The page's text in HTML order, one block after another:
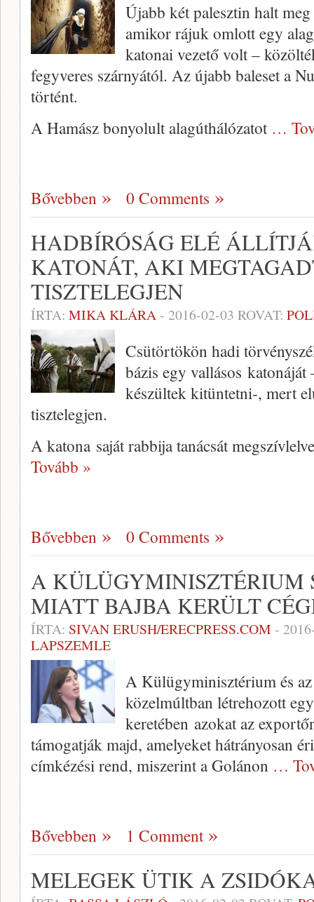
Újabb két palesztin halt
amikor rájuk omlott egy
katonai vezető volt –
fegyveres szárnyától. Az újabb baleset a
történt.
A Hamász bonyolult alagúthálózatot …
Bővebben 0 Comments
HADBÍRÓSÁG ELÉ
KATONÁT, AKI
TISZTELEGJEN
ÍRTA: MIKA KLÁRA- 2016-02-03 ROVAT:
Csütörtökön hadi
bázis egy vallásos
készültek kitüntetni-, mert
tisztelegjen.
A katona saját rabbija tanácsát
Tovább »
Bővebben 0 Comments
A KÜLÜGYMINISZTÉRIUM
MIATT BAJBA KERÜLT
ÍRTA: SIVAN ERUSH/ERECPRESS.COM -
LAPSZEMLE
A Külügyminisztérium és
közelmúltban létrehozott
keretében azokat az
támogatják majd, amelyeket hátrányosan
címkézési rend, miszerint a Golánon …
Bővebben 1 Comment
MELEGEK ÜTIK A